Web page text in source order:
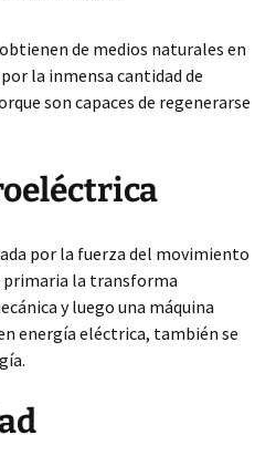
de medios naturales en
la inmensa cantidad de
son capaces de regenerarse
por la fuerza del movimiento
primaria la transforma
y luego una máquina
energía eléctrica, también se